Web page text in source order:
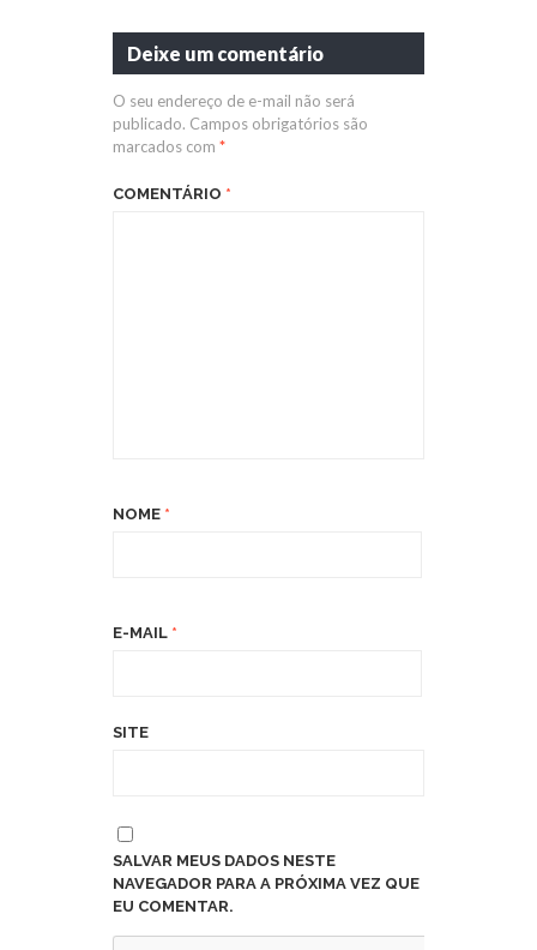
Deixe um comentário
O seu endereço de e-mail não será
publicado. Campos obrigatórios são
marcados com *
COMENTÁRIO *
NOME *
E-MAIL *
SITE
SALVAR MEUS DADOS NESTE
NAVEGADOR PARA A PRÓXIMA VEZ QUE
EU COMENTAR.